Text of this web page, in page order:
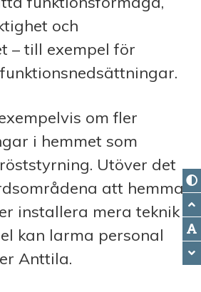
och
– till exempel för
om fler
i hemmet som
Utöver det
att hemma
installera mera teknik
kan larma personal
Anttila.